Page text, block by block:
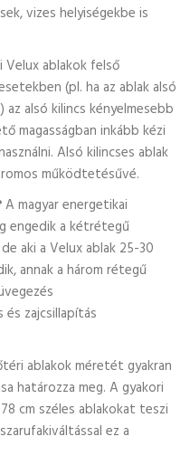
vizes helyiségekbe is
Velux ablakok felső
(pl. ha az ablak alsó
az alsó kilincs kényelmesebb
magasságban inkább kézi
Alsó kilincses ablak
működtetésűvé.
A magyar energetikai
engedik a kétrétegű
aki a Velux ablak 25-30
annak a három rétegű
és zajcsillapítás
ablakok méretét gyakran
határozza meg. A gyakori
cm széles ablakokat teszi
ez a